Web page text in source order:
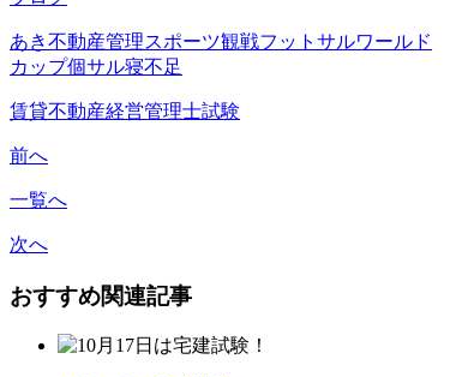
あき不動産管理スポーツ観戦フットサルワールド
カップ個サル寝不足
賃貸不動産経営管理士試験
前へ
一覧へ
次へ
おすすめ関連記事